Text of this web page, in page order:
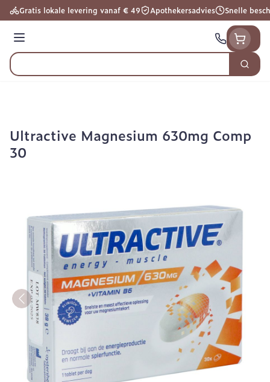
Ga naar de inhoud
Gratis lokale levering vanaf € 49 Apothekersadvies Snelle
Menu
Product, merk, categorie...
Zoek
Ultractive Magnesium 630mg Comp
30